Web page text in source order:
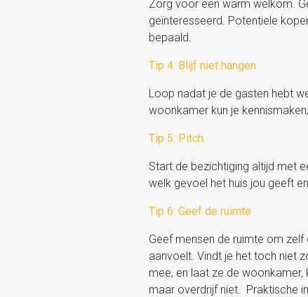
Zorg voor een warm welkom.
geïnteresseerd. Potentiele
bepaald.
Tip 4: Blijf niet hangen
Loop nadat je de gasten hebt
woonkamer kun je
Tip 5: Pitch
Start de bezichtiging altijd met
welk gevoel het huis jou geeft
Tip 6: Geef de ruimte
Geef mensen de ruimte om
aanvoelt. Vindt je het toch niet
mee, en laat ze de woonkamer,
maar overdrijf niet. Praktische